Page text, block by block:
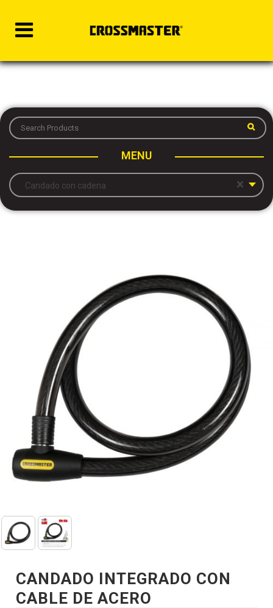
MENU
×
Candado con cadena
CANDADO INTEGRADO CON
CABLE DE ACERO